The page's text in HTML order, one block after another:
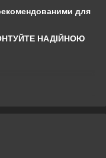
для
НАДІЙНОЮ